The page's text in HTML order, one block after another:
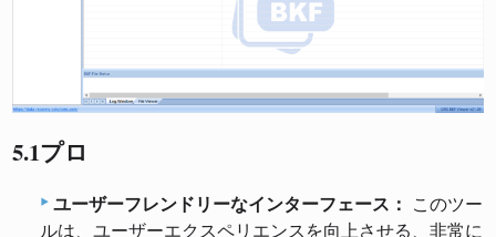
5.1プロ
ユーザーフレンドリーなインターフェース：
このツー
ルは、ユーザーエクスペリエンスを向上させる、非常に